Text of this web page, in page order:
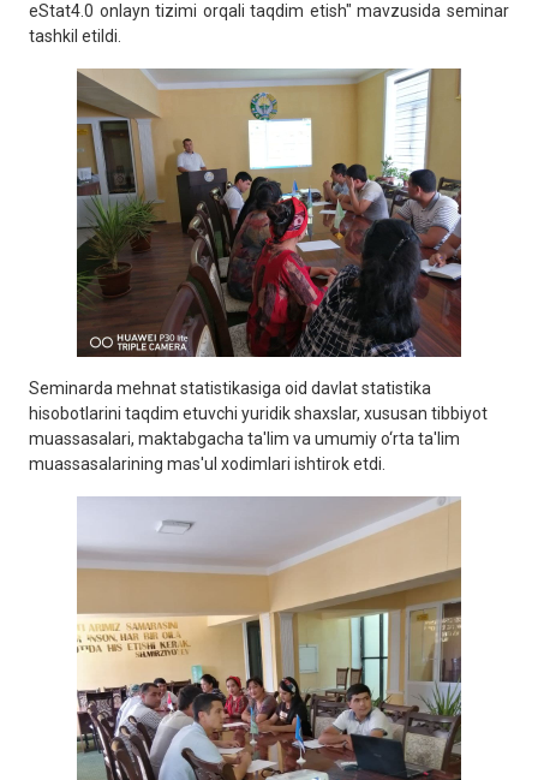
eStat4.0 onlayn tizimi orqali taqdim etish" mavzusida seminar
tashkil etildi.
Seminarda mehnat statistikasiga oid davlat statistika
hisobotlarini taqdim etuvchi yuridik shaxslar, xususan tibbiyot
muassasalari, maktabgacha ta'lim va umumiy o‘rta ta'lim
muassasalarining mas'ul xodimlari ishtirok etdi.